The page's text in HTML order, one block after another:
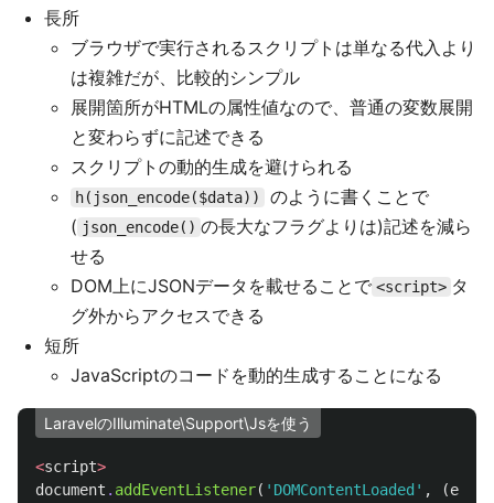
長所
ブラウザで実行されるスクリプトは単なる代入より
は複雑だが、比較的シンプル
展開箇所がHTMLの属性値なので、普通の変数展開
と変わらずに記述できる
スクリプトの動的生成を避けられる
h(json_encode($data))
のように書くことで
( json_encode() の長大なフラグよりは)記述を減ら
せる
DOM上にJSONデータを載せることで <script> タ
グ外からアクセスできる
短所
JavaScriptのコードを動的生成することになる
LaravelのIlluminate\Support\Jsを使う
<script>
document . addEventListener( 'DOMContentLoaded' , (event